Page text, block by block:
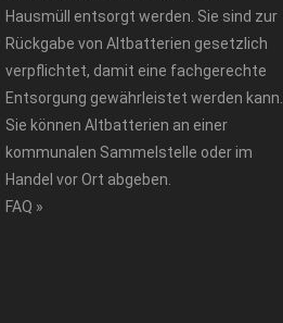
Hausmüll entsorgt werden. Sie sind zur
Rückgabe von Altbatterien gesetzlich
verpflichtet, damit eine fachgerechte
Entsorgung gewährleistet werden kann.
Sie können Altbatterien an einer
kommunalen Sammelstelle oder im
Handel vor Ort abgeben.
FAQ »